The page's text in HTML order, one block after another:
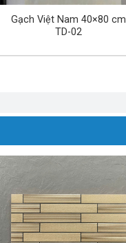
Gạch Việt Nam 40×80 cm
TD-02